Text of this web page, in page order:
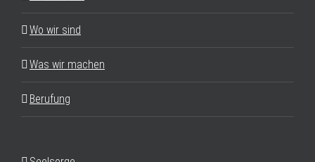
Wo wir sind
Was wir machen
Berufung